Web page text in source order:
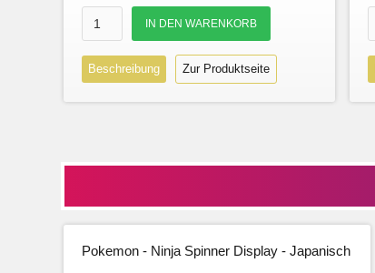
Beschreibung Zur Produktseite
Pokemon - Ninja Spinner Display - Japanisch